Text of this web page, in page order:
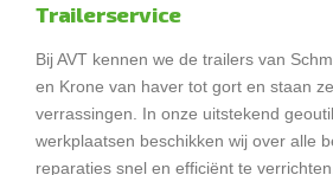
Trailerservice
Bij AVT kennen we de trailers van
en Krone van haver tot gort en staan
verrassingen. In onze uitstekend
werkplaatsen beschikken wij over alle
reparaties snel en efficiënt te